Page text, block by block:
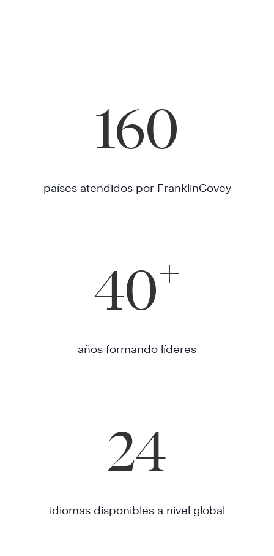
160
países atendidos por FranklinCovey
40+
años formando líderes
24
idiomas disponibles a nivel global